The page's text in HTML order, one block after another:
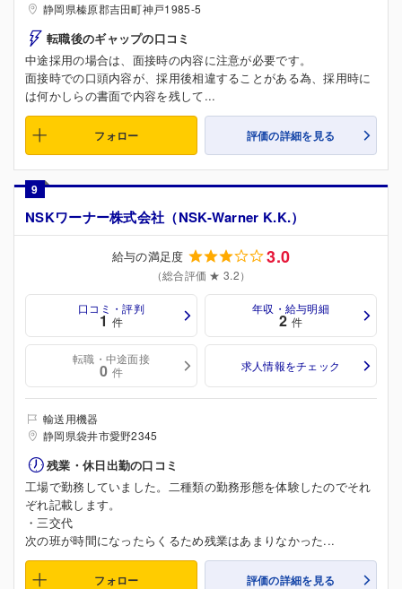
静岡県榛原郡吉田町神戸1985-5
転職後のギャップの口コミ
中途採用の場合は、面接時の内容に注意が必要です。
面接時での口頭内容が、採用後相違することがある為、採用時に
は何かしらの書面で内容を残して...
フォロー 評価の詳細を見る
9
NSKワーナー株式会社（NSK-Warner K.K.）
給与の満足度 3.0
（総合評価 ★ 3.2）
口コミ・評判
1 件
年収・給与明細
2 件
転職・中途面接
0 件 求人情報をチェック
輸送用機器
静岡県袋井市愛野2345
残業・休日出勤の口コミ
工場で勤務していました。二種類の勤務形態を体験したのでそれ
ぞれ記載します。
・三交代
次の班が時間になったらくるため残業はあまりなかった...
フォロー 評価の詳細を見る